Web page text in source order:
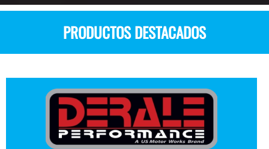
PRODUCTOS DESTACADOS